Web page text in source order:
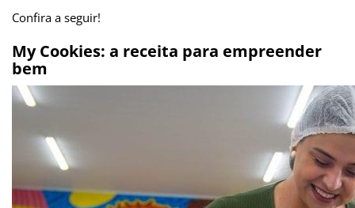
Confira a seguir!
My Cookies: a receita para empreender
bem